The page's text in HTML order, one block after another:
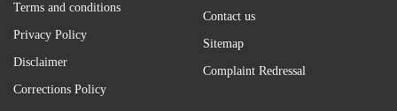
Terms and conditions
Privacy Policy
Disclaimer
Corrections Policy
Contact us
Sitemap
Complaint Redressal